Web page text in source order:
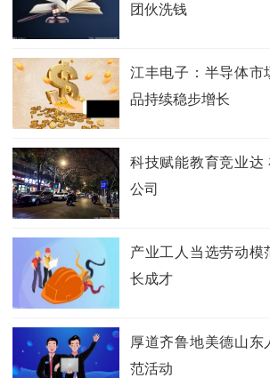
团伙洗钱
江丰电子：半导体市
品持续稳步增长
科技赋能教育竞业达
公司
产业工人当选劳动模
长成才
厚道齐鲁地美德山东
范活动